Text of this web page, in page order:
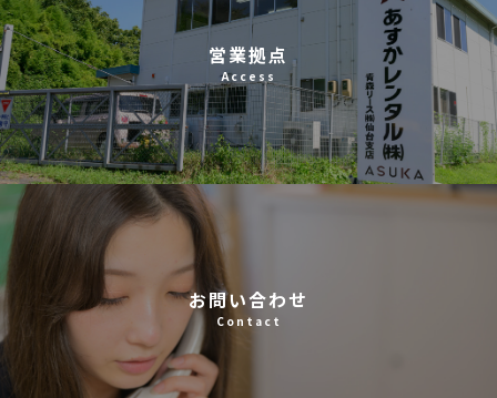
営業拠点
Access
お問い合わせ
Contact